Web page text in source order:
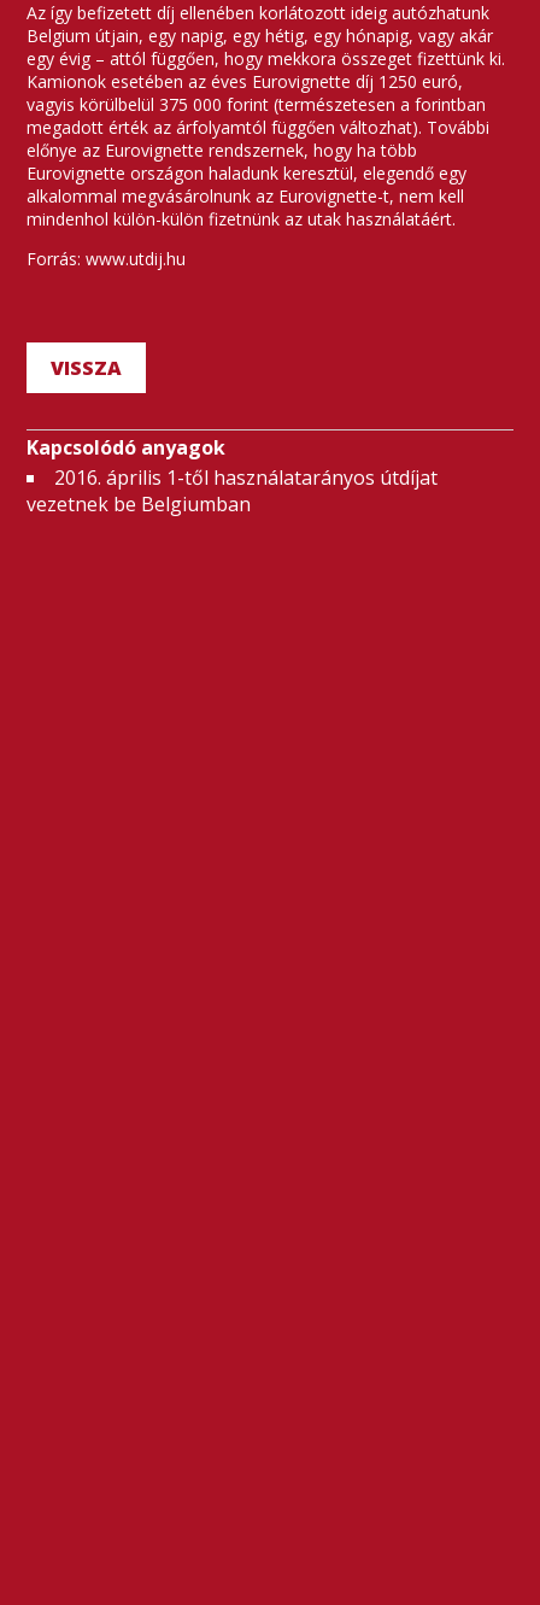
Az így befizetett díj ellenében korlátozott ideig autózhatunk
Belgium útjain, egy napig, egy hétig, egy hónapig, vagy akár
egy évig – attól függően, hogy mekkora összeget fizettünk ki.
Kamionok esetében az éves Eurovignette díj 1250 euró,
vagyis körülbelül 375 000 forint (természetesen a forintban
megadott érték az árfolyamtól függően változhat). További
előnye az Eurovignette rendszernek, hogy ha több
Eurovignette országon haladunk keresztül, elegendő egy
alkalommal megvásárolnunk az Eurovignette-t, nem kell
mindenhol külön-külön fizetnünk az utak használatáért.
Forrás: www.utdij.hu
VISSZA
Kapcsolódó anyagok
2016. április 1-től használatarányos útdíjat
vezetnek be Belgiumban